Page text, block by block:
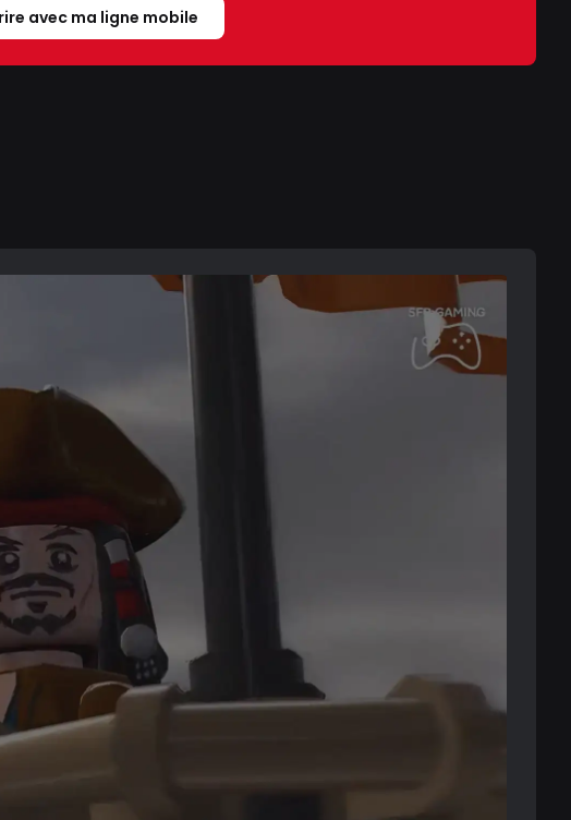
avec ma ligne mobile